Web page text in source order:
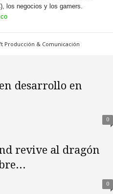
los negocios y los gamers.
Producción & Comunicación
desarrollo en
0
revive al dragón
0